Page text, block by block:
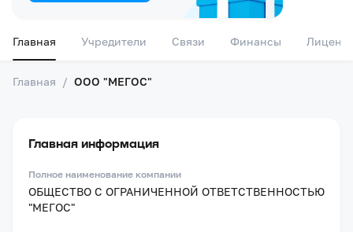
Главная Учредители Связи Финансы
Главная / ООО "МЕГОС"
Главная информация
Полное наименование компании
ОБЩЕСТВО С ОГРАНИЧЕННОЙ ОТВЕТСТВЕННОСТЬЮ
"МЕГОС"